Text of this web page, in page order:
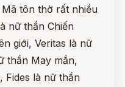
tôn thờ rất nhiều
nữ thần Chiến
giới, Veritas là nữ
thần May mắn,
Fides là nữ thần